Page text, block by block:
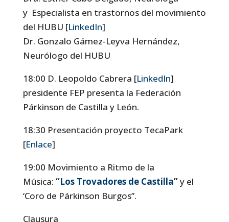
y Especialista en trastornos del movimiento
del HUBU [LinkedIn]
Dr. Gonzalo Gámez-Leyva Hernández,
Neurólogo del HUBU
18:00 D. Leopoldo Cabrera [LinkedIn]
presidente FEP presenta la Federación
Párkinson de Castilla y León.
18:30 Presentación proyecto TecaPark
[Enlace]
19:00 Movimiento a Ritmo de la
Música: “Los Trovadores de Castilla”y el
‘Coro de Párkinson Burgos”.
Clausura